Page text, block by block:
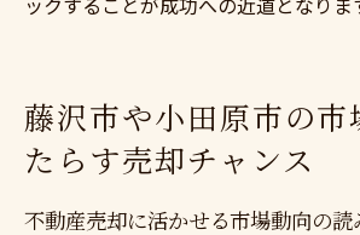
藤沢市や小田原市の市
たらす売却チャンス
不動産売却に活かせる市場動向の読